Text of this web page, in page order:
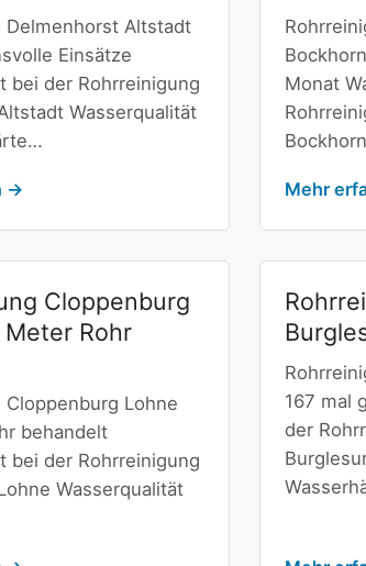
Delmenhorst Altstadt
Einsätze
bei der Rohrreinigung
Wasserqualität
→
Monat
Mehr
Cloppenburg
Rohr
Cloppenburg Lohne
behandelt
bei der Rohrreinigung
Wasserqualität
167 mal
der